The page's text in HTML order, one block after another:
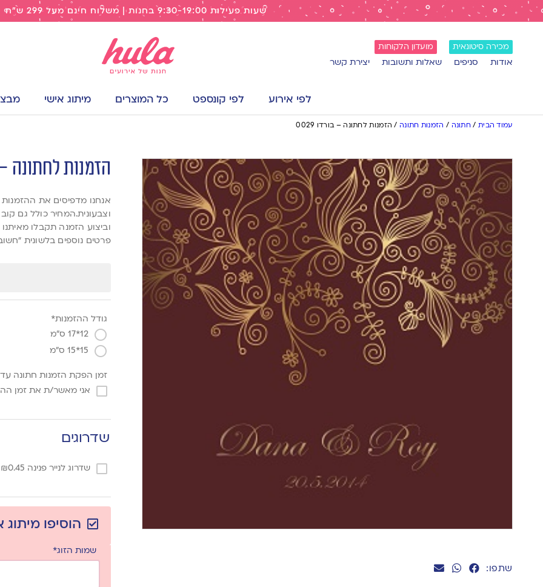
שעות פעילות 9:30-19:00 בחנות | משלוח חינם מעל 299 ש"ח
מכירה סיטונאית מועדון הלקוחות
אודות סניפים שאלות ותשובות יצירת קשר
לפי אירוע לפי קונספט כל המוצרים מיתוג אישי
עמוד הבית / חתונה / הזמנות חתונה/ הזמנות לחתונה – בורדו 0029
שתפו:
הזמנות לחתונה –
וצבעונית.המחיר כולל גם
וביצוע הזמנה תקבלו
פרטים נוספים בלשונית
גודל ההזמנות*
12*17 ס"מ
15*15 ס"מ
זמן הפקת הזמנות חתונה עד 3 ימי עסקים מאישר
אני מאשר/ת את זמן
שדרוגים
שדרוג לנייר פנינה ₪0.45
הוסיפו
שמות הזוג*